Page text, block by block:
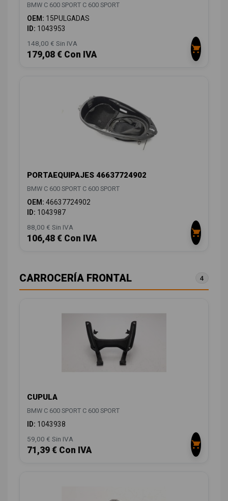
BMW C 600 SPORT C 600 SPORT
OEM: 15PULGADAS
ID: 1043953
148,00 € Sin IVA
179,08 € Con IVA
PORTAEQUIPAJES 46637724902
BMW C 600 SPORT C 600 SPORT
OEM: 46637724902
ID: 1043987
88,00 € Sin IVA
106,48 € Con IVA
CARROCERÍA FRONTAL 4
CUPULA
BMW C 600 SPORT C 600 SPORT
ID: 1043938
59,00 € Sin IVA
71,39 € Con IVA